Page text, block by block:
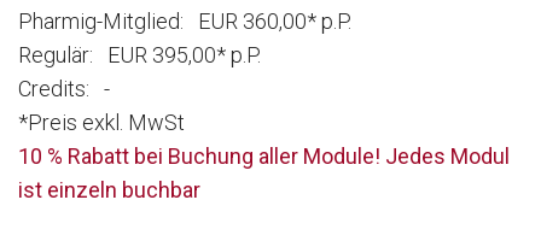
Pharmig-Mitglied: EUR 360,00* p.P.
Regulär: EUR 395,00* p.P.
Credits: -
*Preis exkl. MwSt
10 % Rabatt bei Buchung aller Module! Jedes Modul
ist einzeln buchbar